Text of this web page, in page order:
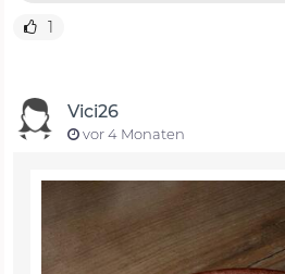
1
Vici26
vor 4 Monaten